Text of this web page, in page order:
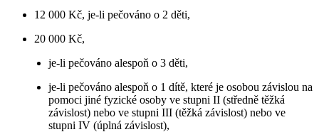
12 000 Kč, je-li pečováno o 2 děti,
20 000 Kč,
je-li pečováno alespoň o 3 děti,
je-li pečováno alespoň o 1 dítě, které je osobou závislou na
pomoci jiné fyzické osoby ve stupni II (středně těžká
závislost) nebo ve stupni III (těžká závislost) nebo ve
stupni IV (úplná závislost),